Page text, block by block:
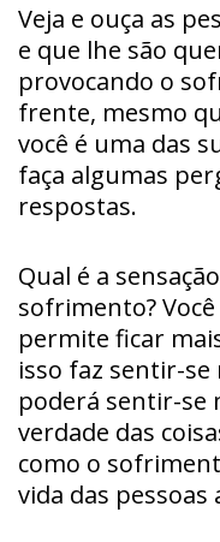
Veja e ouça as
e que lhe são
provocando o
frente, mesmo
você é uma das
faça algumas
respostas.
Qual é a
sofrimento?
permite ficar
isso faz sentir-se
poderá sentir-se
verdade das
como o
vida das pessoas